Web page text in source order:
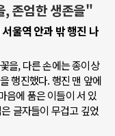
, 존엄한 생존을"
울역 안과 밖 행진 나
을, 다른 손에는 종이상
행진했다. 행진 맨 앞에
음에 품은 이들이 서 있
글자들이 무겁고 깊었